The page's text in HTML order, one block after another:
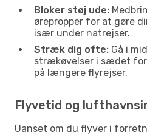
Bloker støj ude:
ørepropper for at gøre
især under natrejser.
Stræk dig ofte: Gå i
strækøvelser i sædet
på længere flyrejser.
Flyvetid og
Uanset om du flyver i